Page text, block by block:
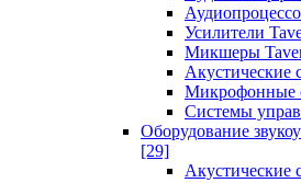
Усилители
Микшеры
Акустические
Микрофонные
Системы
Оборудование
[29]
Акустические